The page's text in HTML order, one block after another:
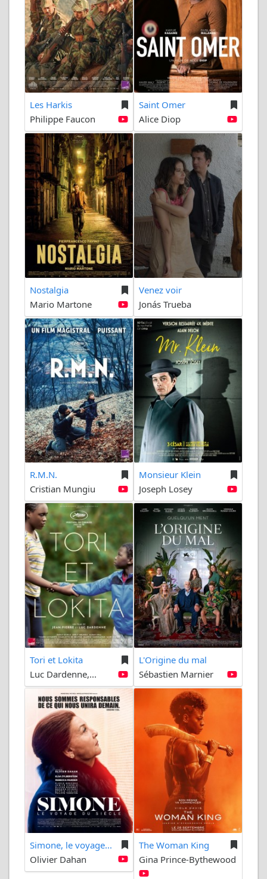
Les Harkis
Philippe Faucon
Saint Omer
Alice Diop
Nostalgia
Mario Martone
Venez voir
Jonás Trueba
R.M.N.
Cristian Mungiu
Monsieur Klein
Joseph Losey
Tori et Lokita
Luc Dardenne,...
L'Origine du mal
Sébastien Marnier
Simone, le voyage...
Olivier Dahan
The Woman King
Gina Prince-Bythewood